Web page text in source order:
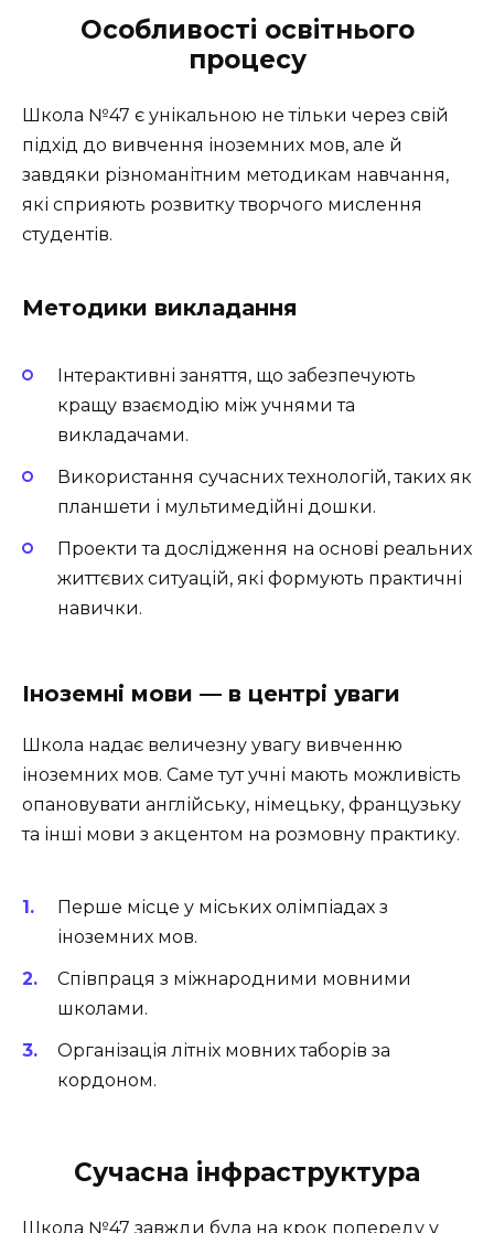
Особливості освітнього
процесу
Школа №47 є унікальною не тільки через свій
підхід до вивчення іноземних мов, але й
завдяки різноманітним методикам навчання,
які сприяють розвитку творчого мислення
студентів.
Методики викладання
Інтерактивні заняття, що забезпечують
кращу взаємодію між учнями та
викладачами.
Використання сучасних технологій, таких як
планшети і мультимедійні дошки.
Проекти та дослідження на основі реальних
життєвих ситуацій, які формують практичні
навички.
Іноземні мови — в центрі уваги
Школа надає величезну увагу вивченню
іноземних мов. Саме тут учні мають можливість
опановувати англійську, німецьку, французьку
та інші мови з акцентом на розмовну практику.
Перше місце у міських олімпіадах з
іноземних мов.
Співпраця з міжнародними мовними
школами.
Організація літніх мовних таборів за
кордоном.
Сучасна інфраструктура
Школа №47 завжди була на крок попереду у